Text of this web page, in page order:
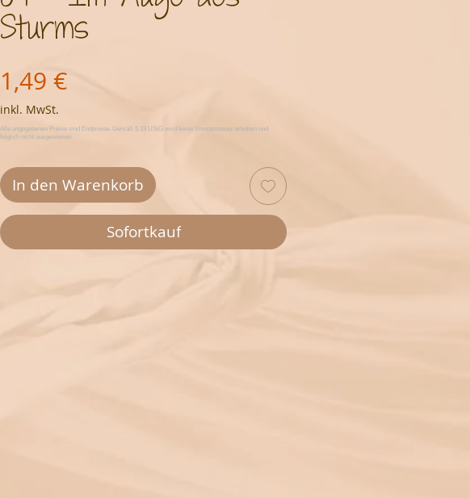
Sturms
1,49 €
inkl. MwSt.
In den Warenkorb
Sofortkauf